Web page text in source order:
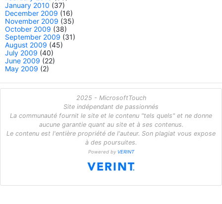
January 2010 (37)
December 2009 (16)
November 2009 (35)
October 2009 (38)
September 2009 (31)
August 2009 (45)
July 2009 (40)
June 2009 (22)
May 2009 (2)
2025 - MicrosoftTouch
Site indépendant de passionnés
La communauté fournit le site et le contenu "tels quels" et ne donne
aucune garantie quant au site et à ses contenus.
Le contenu est l'entière propriété de l'auteur. Son plagiat vous expose
à des poursuites.
Powered by VERINT